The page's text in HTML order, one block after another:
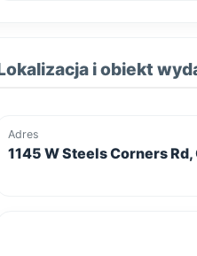
i obiekt
Adres
1145 W Steels Corners